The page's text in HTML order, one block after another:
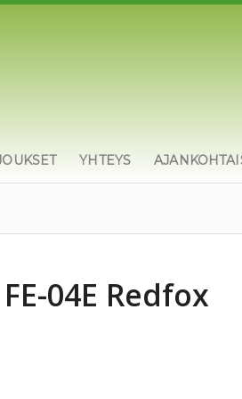
YHTEYS
04E Redfox